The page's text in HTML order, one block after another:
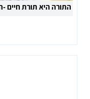
התורה היא תורת חיים